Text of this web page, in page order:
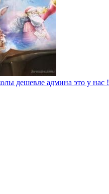
дешевле админа это у нас !